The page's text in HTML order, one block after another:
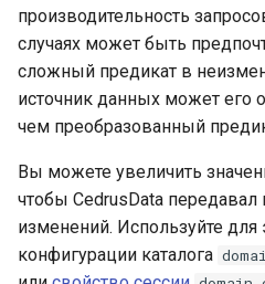
производительность
случаях может быть
сложный предикат в
источник данных может его
чем преобразованный
Вы можете увеличить
чтобы CedrusData передавал
изменений. Используйте для
конфигурации каталога